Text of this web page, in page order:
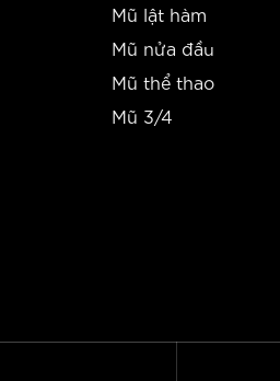
Mũ lật hàm
Mũ nửa đầu
Mũ thể thao
Mũ 3/4